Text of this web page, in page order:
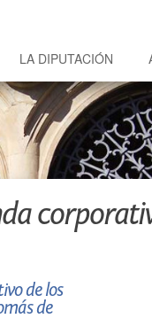
LA DIPUTACIÓN
de los
de